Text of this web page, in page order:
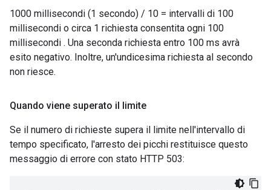
1000 millisecondi (1 secondo) / 10 = intervalli di 100
millisecondi o circa 1 richiesta consentita ogni 100
millisecondi . Una seconda richiesta entro 100 ms avrà
esito negativo. Inoltre, un'undicesima richiesta al secondo
non riesce.
Quando viene superato il limite
Se il numero di richieste supera il limite nell'intervallo di
tempo specificato, l'arresto dei picchi restituisce questo
messaggio di errore con stato HTTP 503: